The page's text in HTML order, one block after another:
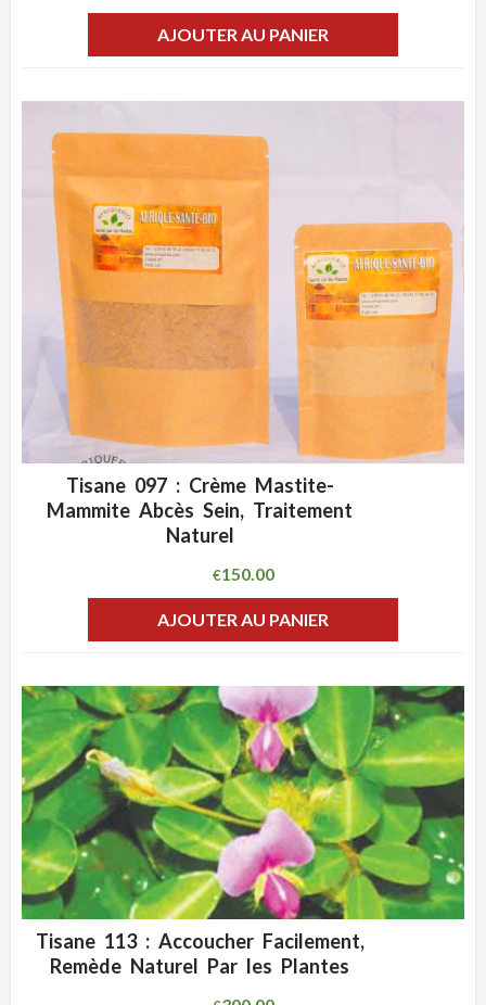
AJOUTER AU PANIER
ADD WISHLIST
Tisane 097 : Crème Mastite-
Mammite Abcès Sein, Traitement
Naturel
€150.00
AJOUTER AU PANIER
CLIQUEZ POUR VOIR
ADD WISHLIST
Tisane 113 : Accoucher Facilement,
Remède Naturel Par les Plantes